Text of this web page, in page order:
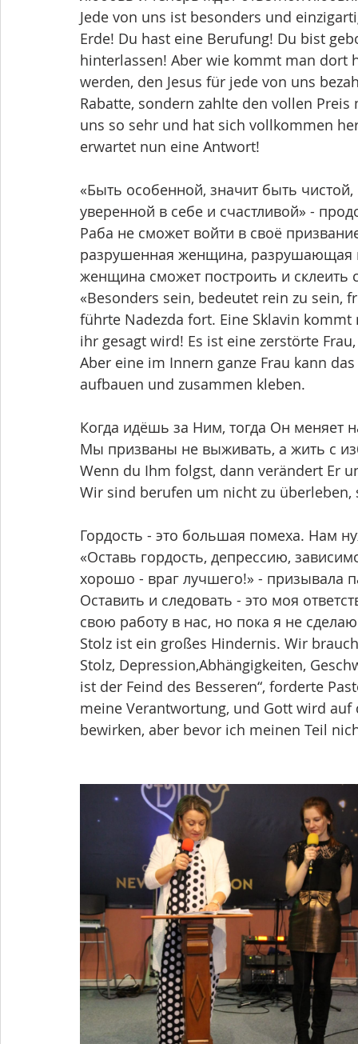
Jede von uns ist besonders und
Erde! Du hast eine Berufung! Du bist
hinterlassen! Aber wie kommt man dort
werden, den Jesus für jede von uns
Rabatte, sondern zahlte den vollen
uns so sehr und hat sich vollkommen
erwartet nun eine Antwort!
«Быть особенной, значит быть
уверенной в себе и счастливой» -
Раба не сможет войти в своё
разрушенная женщина, разрушающая
женщина сможет построить и склеить
«Besonders sein, bedeutet rein zu sein,
führte Nadezda fort. Eine Sklavin
ihr gesagt wird! Es ist eine zerstörte
Aber eine im Innern ganze Frau kann
aufbauen und zusammen kleben.
Когда идёшь за Ним, тогда Он меняет
Мы призваны не выживать, а жить с
Wenn du Ihm folgst, dann verändert Er
Wir sind berufen um nicht zu
Гордость - это большая помеха. Нам
«Оставь гордость, депрессию,
хорошо - враг лучшего!» - призывала
Оставить и следовать - это моя
свою работу в нас, но пока я не
Stolz ist ein großes Hindernis. Wir
Stolz, Depression,Abhängigkeiten,
ist der Feind des Besseren“, forderte
meine Verantwortung, und Gott wird
bewirken, aber bevor ich meinen Teil